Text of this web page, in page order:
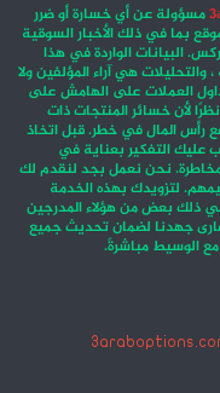
مسؤولة عن أي خسارة أو ضرر
بما في ذلك الأخبار السوقية
البيانات الواردة في هذا
هي آراء المؤلفين ولا
العملات على الهامش على
لأن خسائر المنتجات ذات
رأس المال في خطر. قبل اتخاذ
عليك التفكير بعناية في
نحن نعمل بجد لنقدم لك
لتزويدك بهذه الخدمة
ذلك بعض من هؤلاء المدرجين
جهدنا لضمان تحديث جميع
الوسيط مباشرةً.